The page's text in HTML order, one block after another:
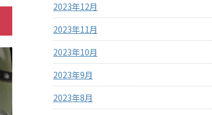
2023年12月
2023年11月
2023年10月
2023年9月
2023年8月